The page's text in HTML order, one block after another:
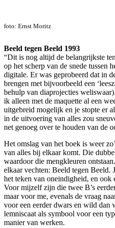
foto: Ernst Moritz
Beeld tegen Beeld 1993
“Dit is nog altijd de belangrijkste
op het scherp van de snede tussen
digitale. Er was geprobeerd dat in
brengen met bijvoorbeeld een
behulp van diaprojecties
ik alleen met de maquette al een
uitgebreid mogelijk en je stopte er
in de uitvoering van alles zou
net genoeg over te houden van de
Het omslag van het boek is weer
van alles bij elkaar komt. Die
waardoor die mengkleuren
elkaar vechten: Beeld tegen Beeld.
het teken van oneindigheid, en
Voor mijzelf zijn die twee B’s
maar voor me, evenals de vraag
voor een eerder dwars en wild dan
lemniscaat als symbool voor een
manier van werken.